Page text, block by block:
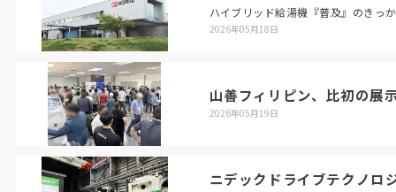
ハイブリッド給湯機『普及』のきっ
2026年05月18日
山善フィリピン、比初の展
2026年05月19日
ニデックドライブテクノ